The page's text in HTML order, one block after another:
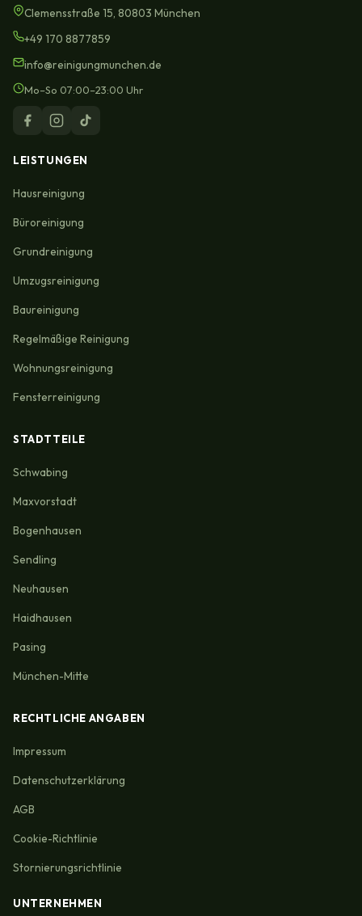
Clemensstraße 15, 80803 München
+49 170 8877859
info@reinigungmunchen.de
Mo–So 07:00–23:00 Uhr
LEISTUNGEN
Hausreinigung
Büroreinigung
Grundreinigung
Umzugsreinigung
Baureinigung
Regelmäßige Reinigung
Wohnungsreinigung
Fensterreinigung
STADTTEILE
Schwabing
Maxvorstadt
Bogenhausen
Sendling
Neuhausen
Haidhausen
Pasing
München-Mitte
RECHTLICHE ANGABEN
Impressum
Datenschutzerklärung
AGB
Cookie-Richtlinie
Stornierungsrichtlinie
UNTERNEHMEN